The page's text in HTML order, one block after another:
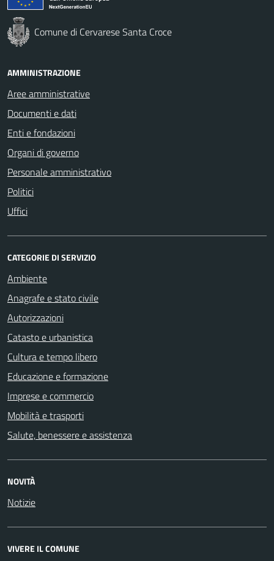
Comune di Cervarese Santa Croce
AMMINISTRAZIONE
Aree amministrative
Documenti e dati
Enti e fondazioni
Organi di governo
Personale amministrativo
Politici
Uffici
CATEGORIE DI SERVIZIO
Ambiente
Anagrafe e stato civile
Autorizzazioni
Catasto e urbanistica
Cultura e tempo libero
Educazione e formazione
Imprese e commercio
Mobilità e trasporti
Salute, benessere e assistenza
NOVITÀ
Notizie
VIVERE IL COMUNE